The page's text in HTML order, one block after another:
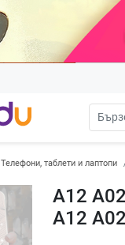
Телефони, таблети и лаптопи
A12
A12